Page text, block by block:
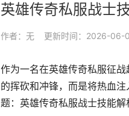
英雄传奇私服战士
作者：无 更新时间：2026-06-
作为一名在英雄传奇私服征
的挥砍和冲锋，而是将热血
题：英雄传奇私服战士技能